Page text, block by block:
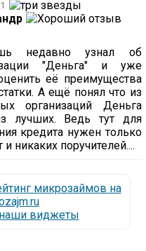
недавно узнал об
"Деньга" и уже
её преимущества
А ещё понял что из
организаций Деньга
лучших. Ведь тут для
кредита нужен только
и никаких поручителей....
виджеты